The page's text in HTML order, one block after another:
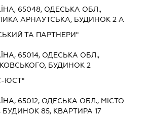
65048, ОДЕСЬКА ОБЛ.,
АРНАУТСЬКА, БУДИНОК 2 А
ТА ПАРТНЕРИ"
65014, ОДЕСЬКА ОБЛ.,
БУДИНОК 2
ЮСТ"
65012, ОДЕСЬКА ОБЛ., МІСТО
85, КВАРТИРА 17